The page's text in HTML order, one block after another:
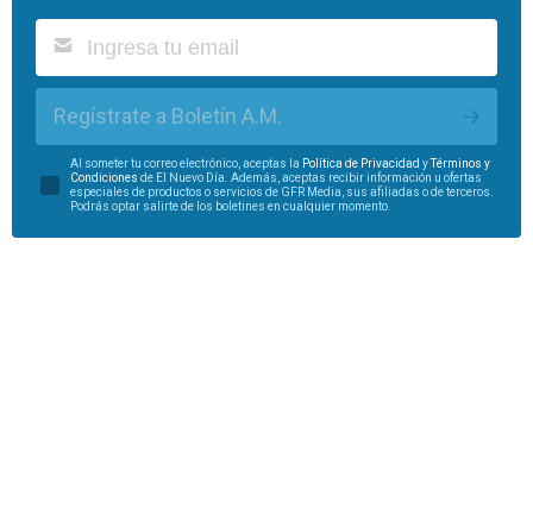
Regístrate a Boletín A.M.
Al someter tu correo electrónico, aceptas la Política de Privacidad y
Términos y
Condiciones de El Nuevo Día. Además, aceptas recibir información u ofertas
especiales de productos o servicios de GFR Media, sus afiliadas o de terceros.
Podrás optar salirte de los boletines en cualquier momento.